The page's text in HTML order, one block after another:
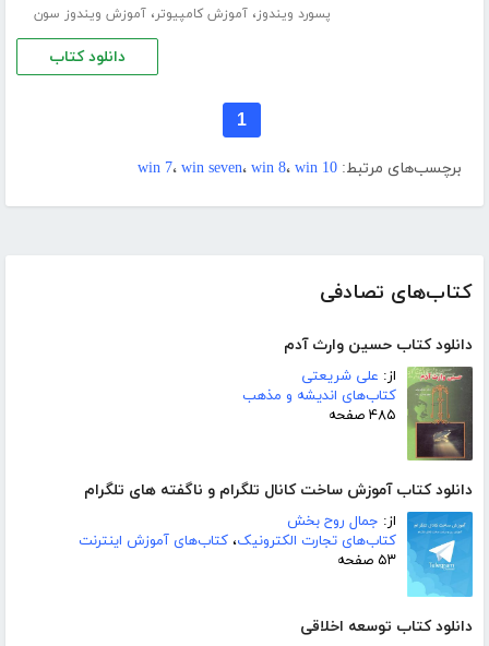
کتاب‌های تصادفی
دانلود کتاب حسین وارث آدم
از: علی شریعتی
کتاب‌های اندیشه و مذهب
۴۸۵ صفحه
دانلود کتاب آموزش ساخت کانال تلگرام و ناگفته های تلگرام
از: جمال روح بخش
کتاب‌های تجارت الکترونیک، کتاب‌های آموزش اینترنت
۵۳ صفحه
دانلود کتاب توسعه اخلاقی
پسورد ویندوز،آموزش کامپیوتر،آموزش ویندوز سون
دانلود کتاب
1
برچسب‌های مرتبط: win 7، win seven، win 8، win 10